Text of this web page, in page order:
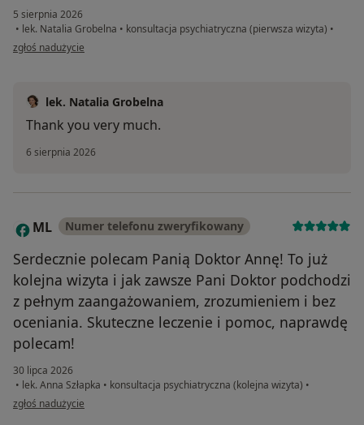
5 sierpnia 2026
• lek. Natalia Grobelna • konsultacja psychiatryczna (pierwsza wizyta) •
w opinii użytkownika Samuel Yeneneh
zgłoś nadużycie
lek. Natalia Grobelna
Thank you very much.
6 sierpnia 2026
M ML Numer telefonu zweryfikowany
Serdecznie polecam Panią Doktor Annę! To już
kolejna wizyta i jak zawsze Pani Doktor podchodzi
z pełnym zaangażowaniem, zrozumieniem i bez
oceniania. Skuteczne leczenie i pomoc, naprawdę
polecam!
30 lipca 2026
• lek. Anna Szłapka • konsultacja psychiatryczna (kolejna wizyta) •
w opinii użytkownika ML
zgłoś nadużycie